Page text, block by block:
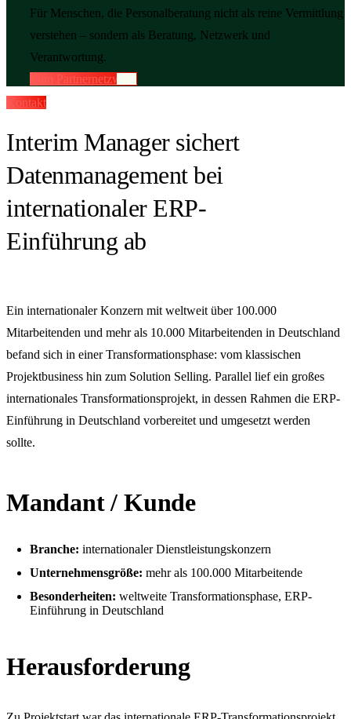
Für Menschen, die Personalberatung nicht als reine Vermittlung
verstehen – sondern als Beratung, Netzwerk und
Verantwortung.
Zum Partnernetzwerk
Kontakt
Interim Manager sichert
Datenmanagement bei
internationaler ERP-
Einführung ab
Ein internationaler Konzern mit weltweit über 100.000
Mitarbeitenden und mehr als 10.000 Mitarbeitenden in Deutschland
befand sich in einer Transformationsphase: vom klassischen
Projektbusiness hin zum Solution Selling. Parallel lief ein großes
internationales Transformationsprojekt, in dessen Rahmen die ERP-
Einführung in Deutschland vorbereitet und umgesetzt werden
sollte.
Mandant / Kunde
Branche: internationaler Dienstleistungskonzern
Unternehmensgröße: mehr als 100.000 Mitarbeitende
Besonderheiten: weltweite Transformationsphase, ERP-
Einführung in Deutschland
Herausforderung